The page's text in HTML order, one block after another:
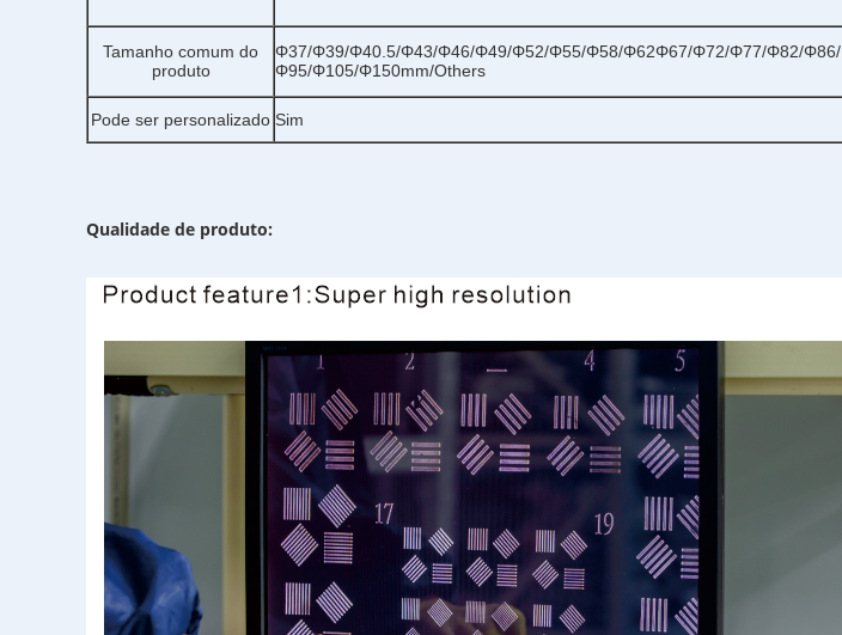
Tamanho comum do
produto
Φ37/Φ39/Φ40.5/Φ43/Φ46/Φ49/Φ52/Φ55/Φ58/Φ62Φ67/Φ72/Φ77/Φ82/Φ86/
Φ95/Φ105/Φ150mm/Others
Pode ser personalizado Sim
Qualidade de produto: